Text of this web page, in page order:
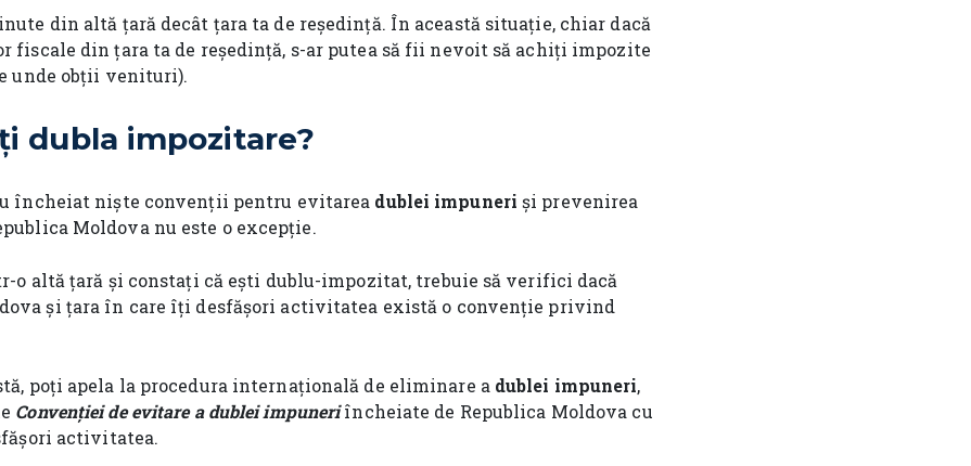
din altă țară decât țara ta de reședință. În această situație, chiar dacă
fiscale din țara ta de reședință, s-ar putea să fii nevoit să achiți impozite
unde obții venituri).
dubla impozitare?
încheiat niște convenții pentru evitarea dublei impuneri și prevenirea
Moldova nu este o excepție.
o altă țară și constați că ești dublu-impozitat, trebuie să verifici dacă
și țara în care îți desfășori activitatea există o convenție privind
poți apela la procedura internațională de eliminare a dublei impuneri,
Convenției de evitare a dublei impuneriîncheiate de Republica Moldova cu
activitatea.